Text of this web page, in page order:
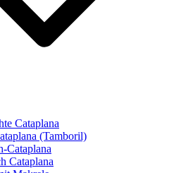
Cataplana
(Tamboril)
Cataplana
Cataplana